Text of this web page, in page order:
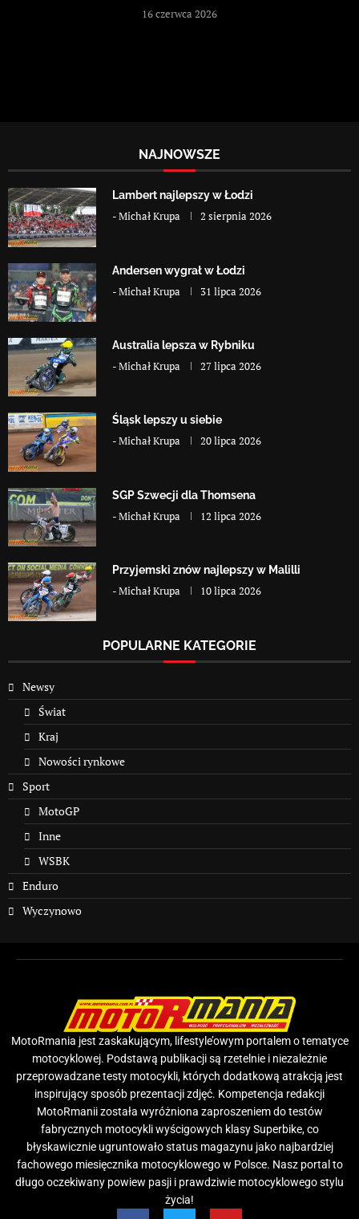
16 czerwca 2026
NAJNOWSZE
Lambert najlepszy w Łodzi
-Michał Krupa 2 sierpnia 2026
Andersen wygrał w Łodzi
-Michał Krupa 31 lipca 2026
Australia lepsza w Rybniku
-Michał Krupa 27 lipca 2026
Śląsk lepszy u siebie
-Michał Krupa 20 lipca 2026
SGP Szwecji dla Thomsena
-Michał Krupa 12 lipca 2026
Przyjemski znów najlepszy w Malilli
-Michał Krupa 10 lipca 2026
POPULARNE KATEGORIE
Newsy
Świat
Kraj
Nowości rynkowe
Sport
MotoGP
Inne
WSBK
Enduro
Wyczynowo
MotoRmania jest zaskakującym, lifestyle’owym portalem o tematyce
motocyklowej. Podstawą publikacji są rzetelnie i niezależnie
przeprowadzane testy motocykli, których dodatkową atrakcją jest
inspirujący sposób prezentacji zdjęć. Kompetencja redakcji
MotoRmanii została wyróżniona zaproszeniem do testów
fabrycznych motocykli wyścigowych klasy Superbike, co
błyskawicznie ugruntowało status magazynu jako najbardziej
fachowego miesięcznika motocyklowego w Polsce. Nasz portal to
długo oczekiwany powiew pasji i prawdziwie motocyklowego stylu
życia!